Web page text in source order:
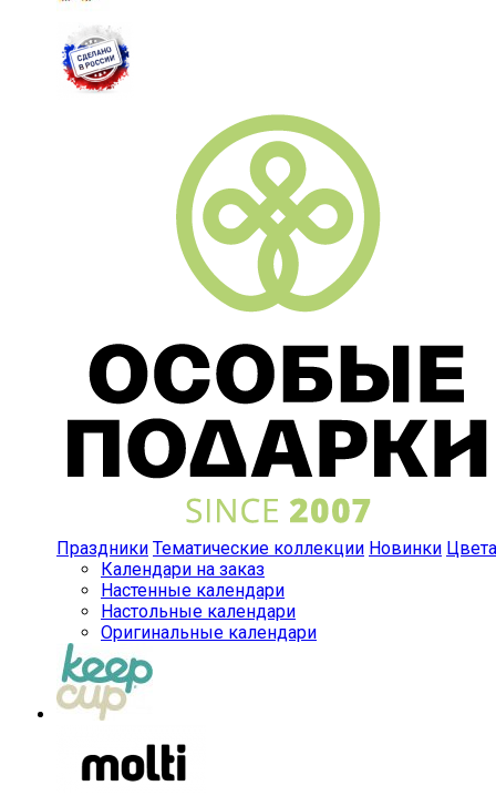
Праздники Тематические коллекции Новинки Цвета
Календари на заказ
Настенные календари
Настольные календари
Оригинальные календари